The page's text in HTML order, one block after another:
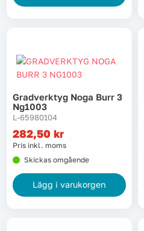
Gradverktyg Noga Burr 3
Ng1003
L-65980104
282,50 kr
Pris inkl. moms
Skickas omgående
Lägg i varukorgen